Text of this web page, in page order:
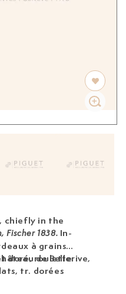
chiefly in the
Fischer 1838. In-
à grains
doré, roulette
tr. dorées
de Bellerive,